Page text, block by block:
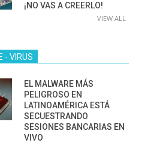
¡NO VAS A CREERLO!
VIEW ALL
- VIRUS
EL MALWARE MÁS
PELIGROSO EN
LATINOAMÉRICA ESTÁ
SECUESTRANDO
SESIONES BANCARIAS EN
VIVO